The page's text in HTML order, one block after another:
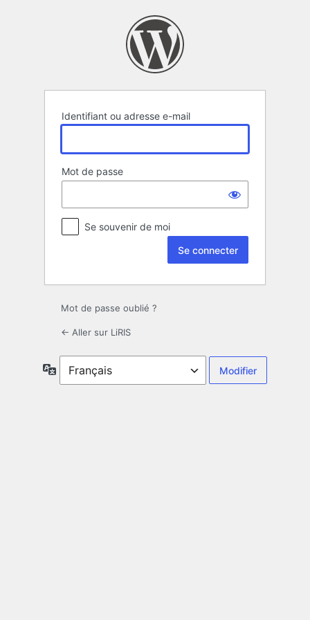
Identifiant ou adresse e-mail
Mot de passe
Se souvenir de moi
Mot de passe oublié ?
← Aller sur LiRIS
Langue